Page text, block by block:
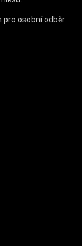
pro osobní odběr